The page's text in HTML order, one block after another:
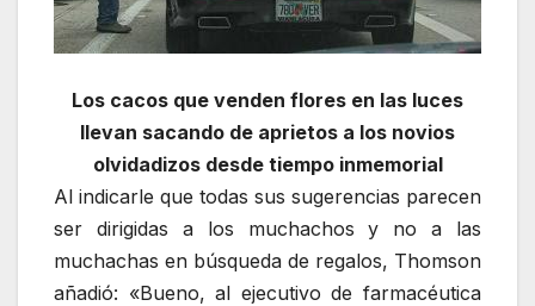
Los cacos que venden flores en las luces
llevan sacando de aprietos a los novios
olvidadizos desde tiempo inmemorial
Al indicarle que todas sus sugerencias parecen
ser dirigidas a los muchachos y no a las
muchachas en búsqueda de regalos, Thomson
añadió: «Bueno, al ejecutivo de farmacéutica